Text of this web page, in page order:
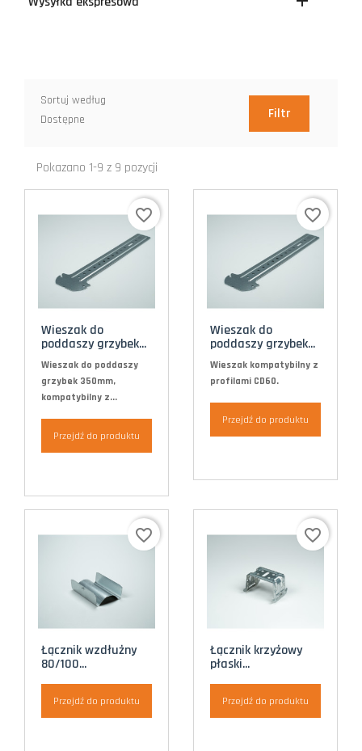
Sortuj według
Dostępne
Filtr
Pokazano 1-9 z 9 pozycji
Wieszak do
poddaszy grzybek...
Wieszak do poddaszy
grzybek 350mm,
kompatybilny z...
Przejdź do produktu
favorite_border
Wieszak do
poddaszy grzybek...
Wieszak kompatybilny z
profilami CD60.
Przejdź do produktu
favorite_border
Łącznik wzdłużny
80/100...
Przejdź do produktu
favorite_border
Łącznik krzyżowy
płaski...
Przejdź do produktu
favorite_border